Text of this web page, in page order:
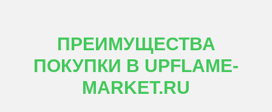
ПРЕИМУЩЕСТВА
ПОКУПКИ В UPFLAME-
MARKET.RU